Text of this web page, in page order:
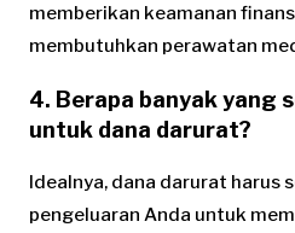
memberikan keamanan
membutuhkan perawatan
4. Berapa banyak yang
untuk dana darurat?
Idealnya, dana darurat harus
pengeluaran Anda untuk